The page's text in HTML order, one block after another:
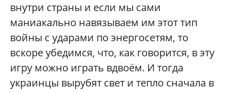
внутри страны и если мы сами
маниакально навязываем им этот тип
войны с ударами по энергосетям, то
вскоре убедимся, что, как говорится, в эту
игру можно играть вдвоём. И тогда
украинцы вырубят свет и тепло сначала в